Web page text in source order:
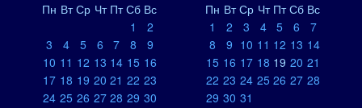
Пн Вт Ср Чт Пт Сб Вс
1
2
3
4 5 6 7 8
9
10 11 12 13 14 15 16
17 18 19 20 21 22 23
24 25 26 27 28 29 30
Пн Вт Ср Чт Пт Сб Вс
1
2 3 4 5 6
7
8
9 10 11 12 13 14
15 16 17 18 19 20 21
22 23 24 25 26 27 28
29 30 31